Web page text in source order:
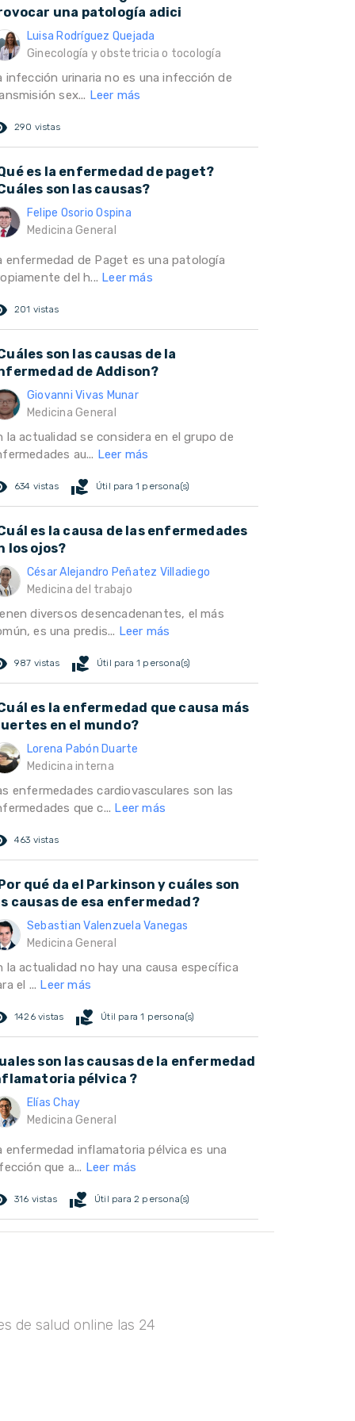
una patología adici
Luisa Rodríguez Quejada
Ginecología y obstetricia o tocología
infección urinaria no es una infección de
sex... Leer más
290 vistas
es la enfermedad de paget?
son las causas?
Felipe Osorio Ospina
Medicina General
enfermedad de Paget es una patología
del h... Leer más
201 vistas
son las causas de la
de Addison?
Giovanni Vivas Munar
Medicina General
la actualidad se considera en el grupo de
au... Leer más
634 vistas volunteer_activism Útil para 1 persona(s)
es la causa de las enfermedades
los ojos?
César Alejandro Peñatez Villadiego
Medicina del trabajo
diversos desencadenantes, el más
es una predis... Leer más
987 vistas volunteer_activism Útil para 1 persona(s)
es la enfermedad que causa más
en el mundo?
Lorena Pabón Duarte
Medicina interna
enfermedades cardiovasculares son las
que c... Leer más
463 vistas
qué da el Parkinson y cuáles son
causas de esa enfermedad?
Sebastian Valenzuela Vanegas
Medicina General
la actualidad no hay una causa específica
el ... Leer más
1426 vistas volunteer_activism Útil para 1 persona(s)
son las causas de la enfermedad
pélvica ?
Elías Chay
Medicina General
enfermedad inflamatoria pélvica es una
que a... Leer más
316 vistas volunteer_activism Útil para 2 persona(s)
de salud online las 24